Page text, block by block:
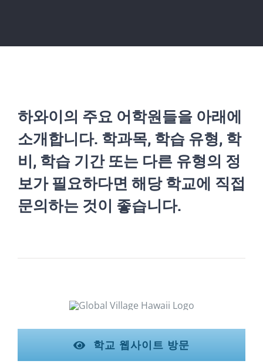
하와이의 주요 어학원들을 아래에
소개합니다. 학과목, 학습 유형, 학
비, 학습 기간 또는 다른 유형의 정
보가 필요하다면 해당 학교에 직접
문의하는 것이 좋습니다.
학교 웹사이트 방문